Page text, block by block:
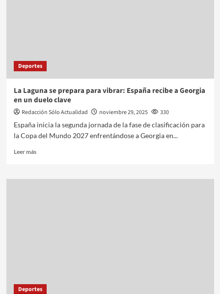
Deportes
La Laguna se prepara para vibrar: España recibe a Georgia
en un duelo clave
Redacción Sólo Actualidad noviembre 29, 2025
330
España inicia la segunda jornada de la fase de clasificación para
la Copa del Mundo 2027 enfrentándose a Georgia en...
Leer más
Deportes